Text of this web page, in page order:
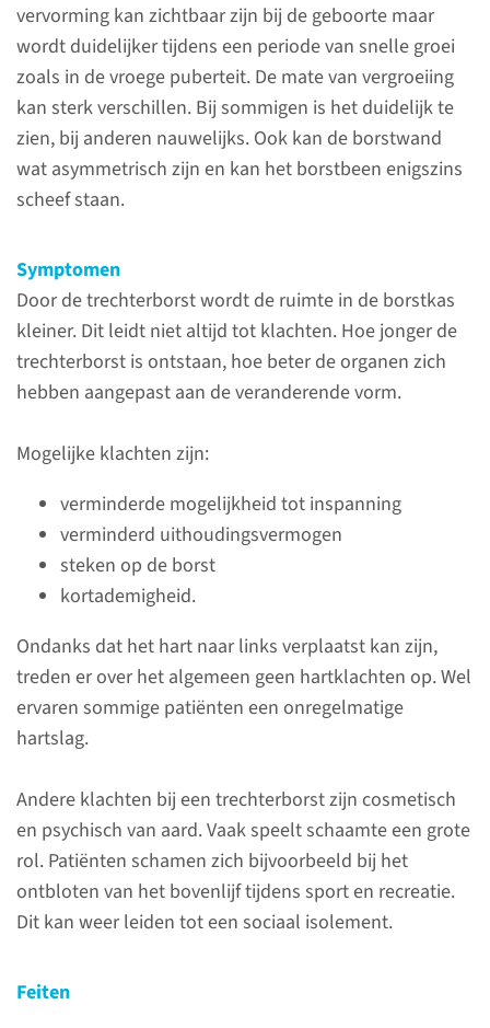
vervorming kan zichtbaar zijn bij de geboorte maar
wordt duidelijker tijdens een periode van snelle groei
zoals in de vroege puberteit. De mate van vergroeiing
kan sterk verschillen. Bij sommigen is het duidelijk te
zien, bij anderen nauwelijks. Ook kan de borstwand
wat asymmetrisch zijn en kan het borstbeen enigszins
scheef staan.
Symptomen
Door de trechterborst wordt de ruimte in de borstkas
kleiner. Dit leidt niet altijd tot klachten. Hoe jonger de
trechterborst is ontstaan, hoe beter de organen zich
hebben aangepast aan de veranderende vorm.
Mogelijke klachten zijn:
verminderde mogelijkheid tot inspanning
verminderd uithoudingsvermogen
steken op de borst
kortademigheid.
Ondanks dat het hart naar links verplaatst kan zijn,
treden er over het algemeen geen hartklachten op. Wel
ervaren sommige patiënten een onregelmatige
hartslag.
Andere klachten bij een trechterborst zijn cosmetisch
en psychisch van aard. Vaak speelt schaamte een grote
rol. Patiënten schamen zich bijvoorbeeld bij het
ontbloten van het bovenlijf tijdens sport en recreatie.
Dit kan weer leiden tot een sociaal isolement.
Feiten
lees meer
Contact
024-361 45 90
Cardio-thoracale
Chirurgie
richt zich op de chirurgische
behandeling van hart- en
longziekten.
naar pagina